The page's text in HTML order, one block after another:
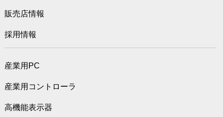
販売店情報
採用情報
産業用PC
産業用コントローラ
高機能表示器